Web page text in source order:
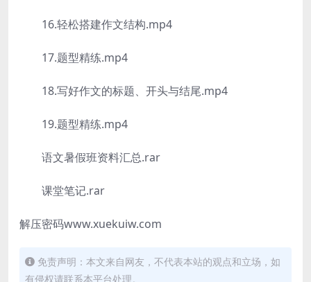
16.轻松搭建作文结构.mp4
17.题型精练.mp4
18.写好作文的标题、开头与结尾.mp4
19.题型精练.mp4
语文暑假班资料汇总.rar
课堂笔记.rar
解压密码www.xuekuiw.com
免责声明：本文来自网友，不代表本站的观点和立场，如
有侵权请联系本平台处理。